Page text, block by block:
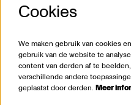
Cookies
We maken gebruik van cookies
gebruik van de website te
content van derden af te
verschillende andere
geplaatst door derden. Meer